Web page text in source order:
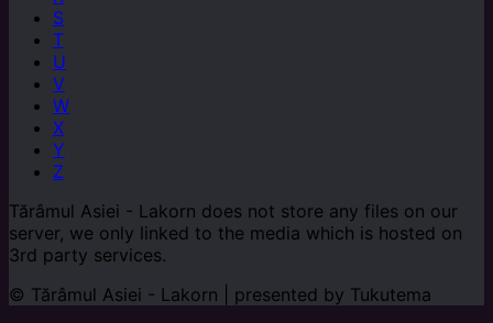
S
T
U
V
W
X
Y
Z
Tărâmul Asiei - Lakorn does not store any files on our
server, we only linked to the media which is hosted on
3rd party services.
© Tărâmul Asiei - Lakorn | presented by Tukutema